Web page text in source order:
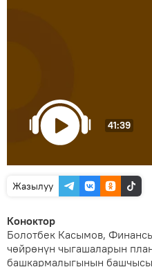
41:39
Жазылуу
Коноктор
Болотбек Касымов,
чөйрөнүн чыгашаларын
башкармалыгынын башчысы